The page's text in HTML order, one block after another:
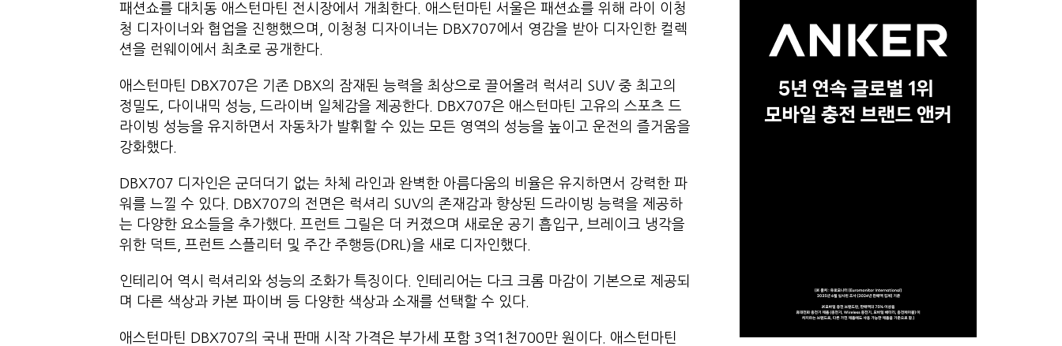
패션쇼를 대치동 애스턴마틴 전시장에서 개최한다. 애스턴마틴 서울은 패션쇼를 위해 라이 이청
청 디자이너와 협업을 진행했으며, 이청청 디자이너는 DBX707에서 영감을 받아 디자인한 컬렉
션을 런웨이에서 최초로 공개한다.
애스턴마틴 DBX707은 기존 DBX의 잠재된 능력을 최상으로 끌어올려 럭셔리 SUV 중 최고의
정밀도, 다이내믹 성능, 드라이버 일체감을 제공한다. DBX707은 애스턴마틴 고유의 스포츠 드
라이빙 성능을 유지하면서 자동차가 발휘할 수 있는 모든 영역의 성능을 높이고 운전의 즐거움을
강화했다.
DBX707 디자인은 군더더기 없는 차체 라인과 완벽한 아름다움의 비율은 유지하면서 강력한 파
워를 느낄 수 있다. DBX707의 전면은 럭셔리 SUV의 존재감과 향상된 드라이빙 능력을 제공하
는 다양한 요소들을 추가했다. 프런트 그릴은 더 커졌으며 새로운 공기 흡입구, 브레이크 냉각을
위한 덕트, 프런트 스플리터 및 주간 주행등(DRL)을 새로 디자인했다.
인테리어 역시 럭셔리와 성능의 조화가 특징이다. 인테리어는 다크 크롬 마감이 기본으로 제공되
며 다른 색상과 카본 파이버 등 다양한 색상과 소재를 선택할 수 있다.
애스턴마틴 DBX707의 국내 판매 시작 가격은 부가세 포함 3억1천700만 원이다. 애스턴마틴